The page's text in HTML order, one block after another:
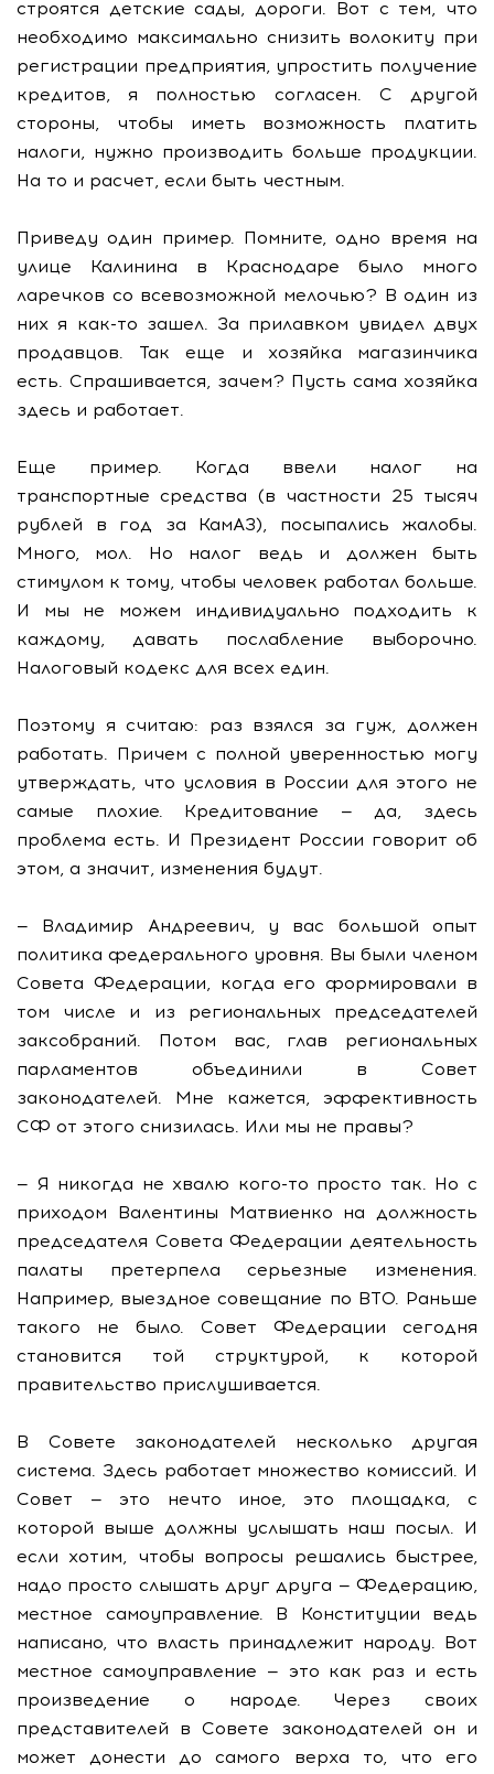
строятся детские сады, дороги. Вот с тем, что
необходимо максимально снизить волокиту при
регистрации предприятия, упростить получение
кредитов, я полностью согласен. С другой
стороны, чтобы иметь возможность платить
налоги, нужно производить больше продукции.
На то и расчет, если быть честным.
Приведу один пример. Помните, одно время на
улице Калинина в Краснодаре было много
ларечков со всевозможной мелочью? В один из
них я как-то зашел. За прилавком увидел двух
продавцов. Так еще и хозяйка магазинчика
есть. Спрашивается, зачем? Пусть сама хозяйка
здесь и работает.
Еще пример. Когда ввели налог на
транспортные средства (в частности 25 тысяч
рублей в год за КамАЗ), посыпались жалобы.
Много, мол. Но налог ведь и должен быть
стимулом к тому, чтобы человек работал больше.
И мы не можем индивидуально подходить к
каждому, давать послабление выборочно.
Налоговый кодекс для всех един.
Поэтому я считаю: раз взялся за гуж, должен
работать. Причем с полной уверенностью могу
утверждать, что условия в России для этого не
самые плохие. Кредитование — да, здесь
проблема есть. И Президент России говорит об
этом, а значит, изменения будут.
— Владимир Андреевич, у вас большой опыт
политика федерального уровня. Вы были членом
Совета Федерации, когда его формировали в
том числе и из региональных председателей
заксобраний. Потом вас, глав региональных
парламентов объединили в Совет
законодателей. Мне кажется, эффективность
СФ от этого снизилась. Или мы не правы?
— Я никогда не хвалю кого-то просто так. Но с
приходом Валентины Матвиенко на должность
председателя Совета Федерации деятельность
палаты претерпела серьезные изменения.
Например, выездное совещание по ВТО. Раньше
такого не было. Совет Федерации сегодня
становится той структурой, к которой
правительство прислушивается.
В Совете законодателей несколько другая
система. Здесь работает множество комиссий. И
Совет — это нечто иное, это площадка, с
которой выше должны услышать наш посыл. И
если хотим, чтобы вопросы решались быстрее,
надо просто слышать друг друга — Федерацию,
местное самоуправление. В Конституции ведь
написано, что власть принадлежит народу. Вот
местное самоуправление — это как раз и есть
произведение о народе. Через своих
представителей в Совете законодателей он и
может донести до самого верха то, что его